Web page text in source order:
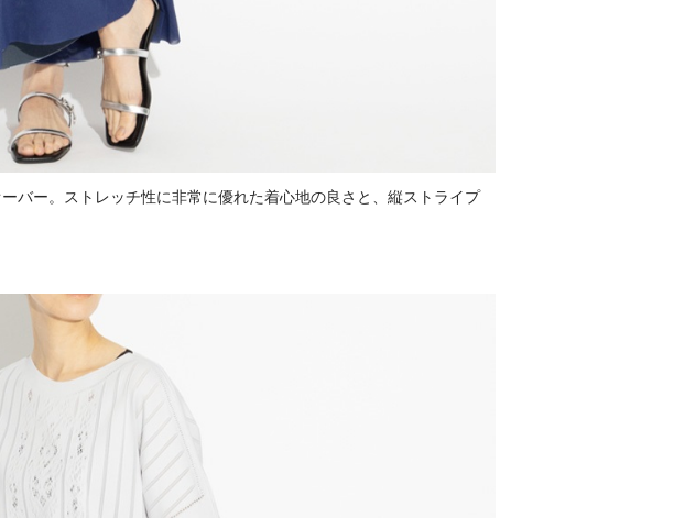
バー。ストレッチ性に非常に優れた着心地の良さと、縦ストライプ